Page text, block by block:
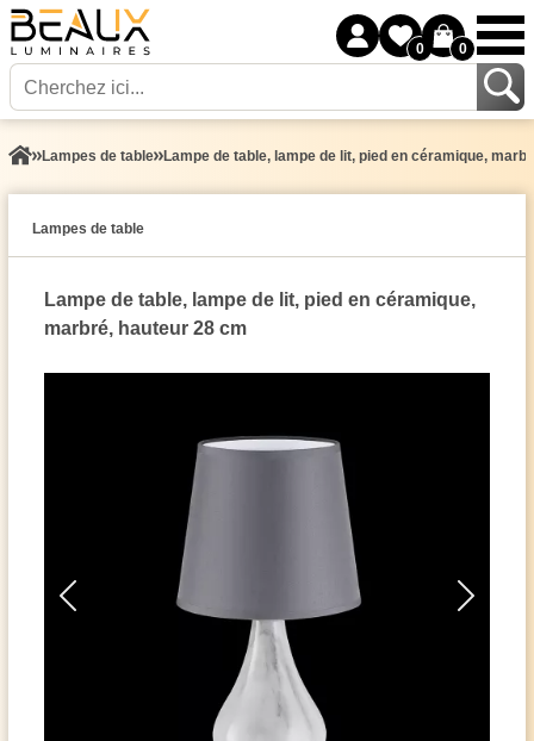
0 0
Lampes de table Lampe de table, lampe de lit, pied en céramique,
Lampes de table
Lampe de table, lampe de lit, pied en céramique,
marbré, hauteur 28 cm